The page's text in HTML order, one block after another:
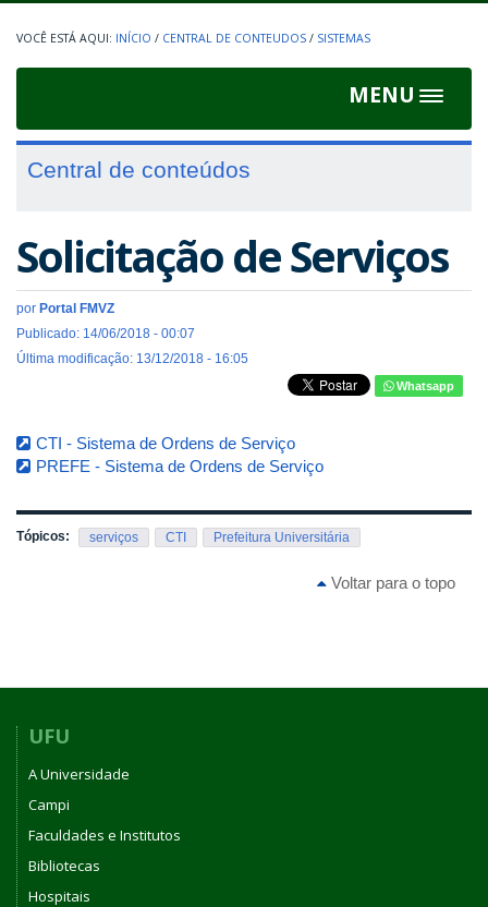
INÍCIO / CENTRAL DE CONTEUDOS / SISTEMAS
MENU
Toggle
Central de conteúdos
Solicitação de Serviços
por Portal FMVZ
Publicado: 14/06/2018 - 00:07
Última modificação: 13/12/2018 - 16:05
Whatsapp
CTI - Sistema de Ordens de Serviço
PREFE - Sistema de Ordens de Serviço
Tópicos: serviços CTI Prefeitura Universitária
Voltar para o topo
UFU
A Universidade
Campi
Faculdades e Institutos
Bibliotecas
Hospitais